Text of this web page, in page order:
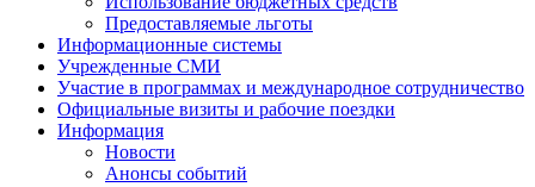
Предоставляемые льготы
Информационные системы
Учрежденные СМИ
Участие в программах и международное сотрудничество
Официальные визиты и рабочие поездки
Информация
Новости
Анонсы событий